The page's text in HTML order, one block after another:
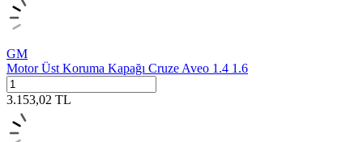
GM
Motor Üst Koruma Kapağı Cruze Aveo 1.4 1.6
3.153,02 TL